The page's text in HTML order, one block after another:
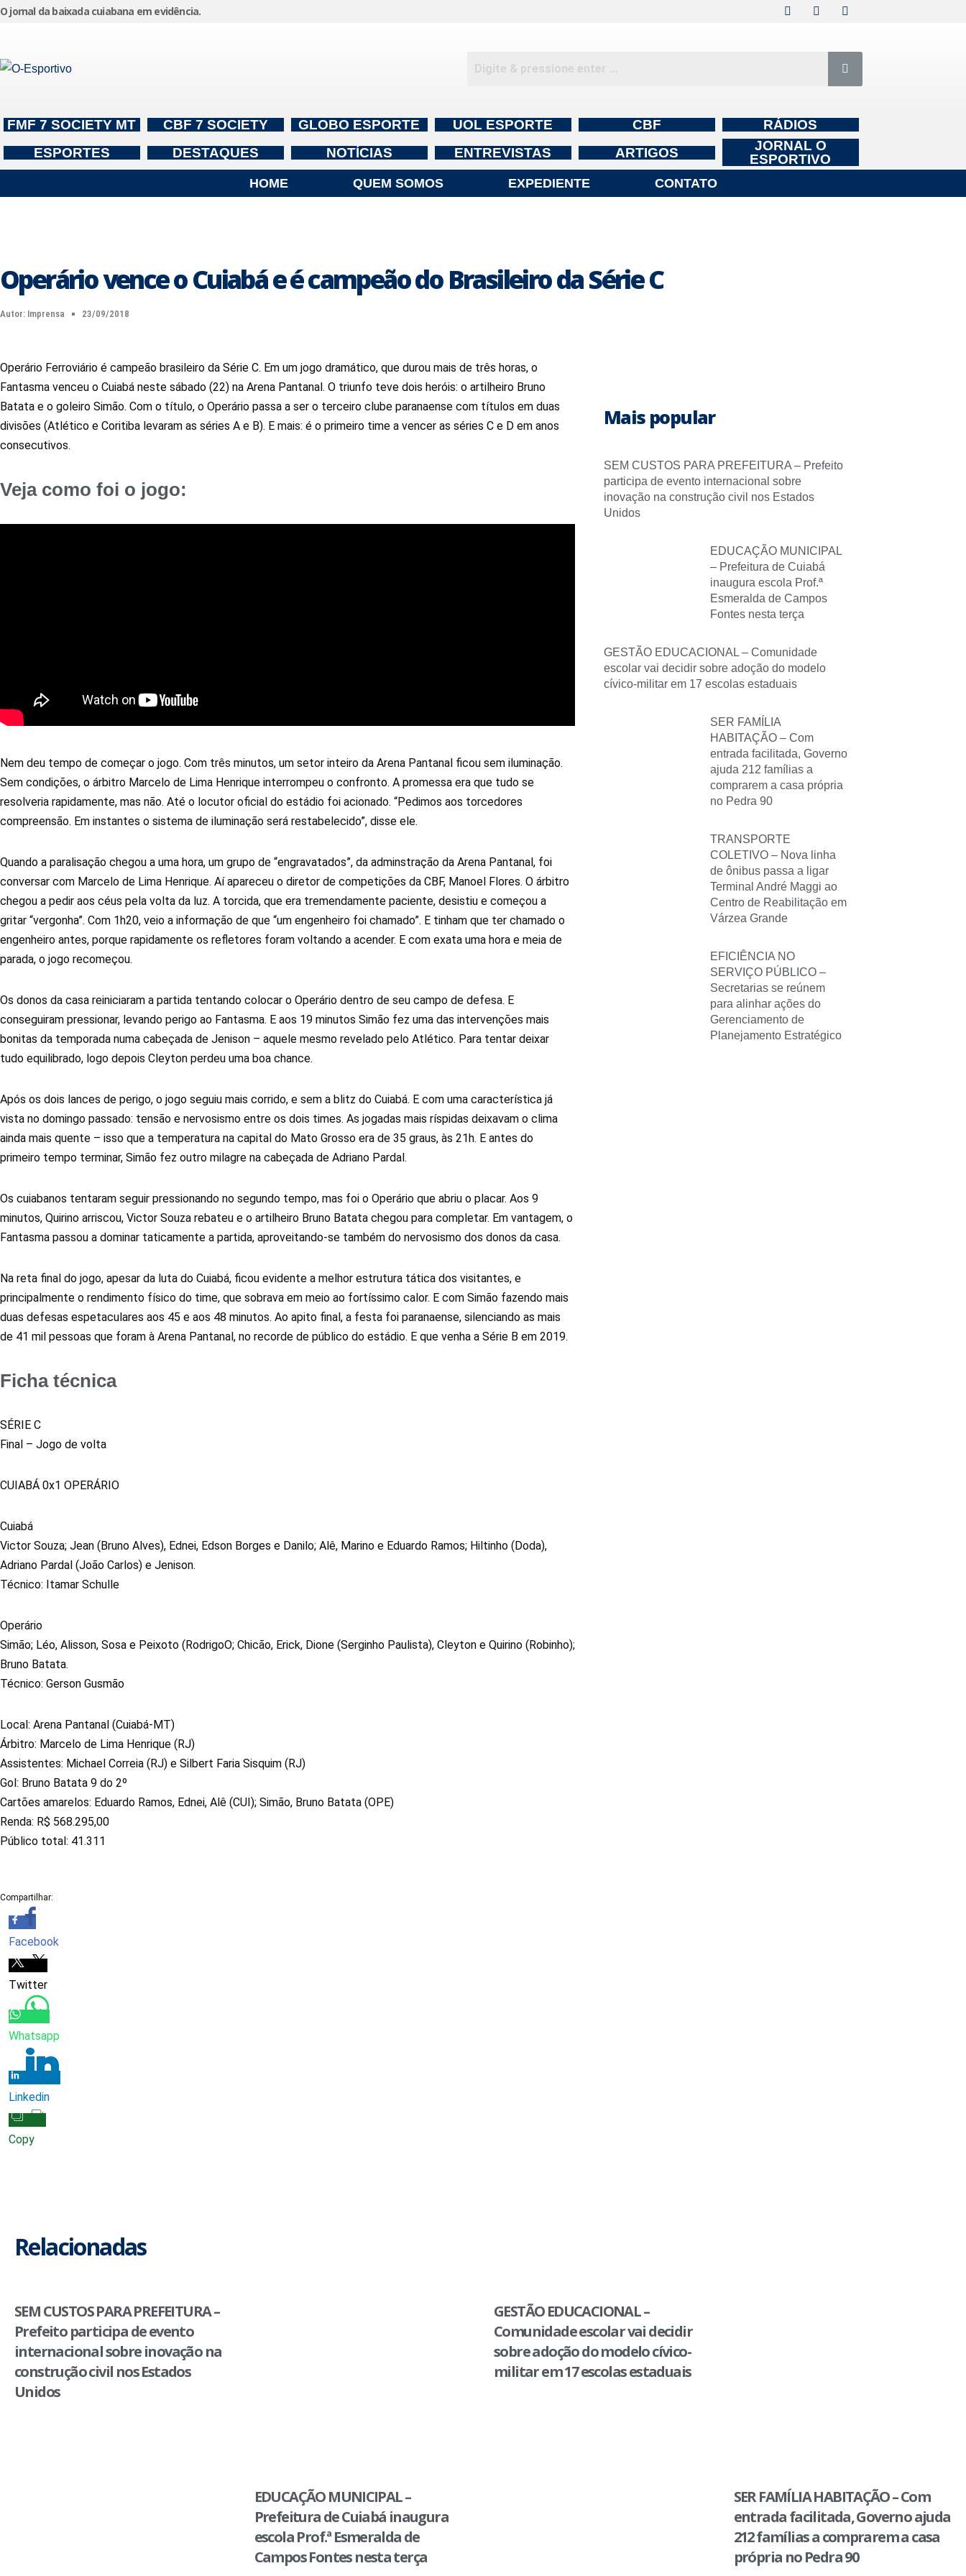
para
O jornal da baixada cuiabana em evidência.
FMF 7 SOCIETY MT CBF 7 SOCIETY GLOBO ESPORTE UOL ESPORTE CBF
RÁDIOS
ESPORTES
DESTAQUES NOTÍCIAS ENTREVISTAS ARTIGOS
JORNAL O
ESPORTIVO
HOME QUEM SOMOS EXPEDIENTE CONTATO
Operário vence o Cuiabá e é campeão do Brasileiro da Série C
Autor: Imprensa 23/09/2018
Operário Ferroviário é campeão brasileiro da Série C. Em um jogo dramático, que durou mais de três horas, o
Fantasma venceu o Cuiabá neste sábado (22) na Arena Pantanal. O triunfo teve dois heróis: o artilheiro Bruno
Batata e o goleiro Simão. Com o título, o Operário passa a ser o terceiro clube paranaense com títulos em duas
divisões (Atlético e Coritiba levaram as séries A e B). E mais: é o primeiro time a vencer as séries C e D em anos
consecutivos.
Veja como foi o jogo:
Nem deu tempo de começar o jogo. Com três minutos, um setor inteiro da Arena Pantanal ficou sem iluminação.
Sem condições, o árbitro Marcelo de Lima Henrique interrompeu o confronto. A promessa era que tudo se
resolveria rapidamente, mas não. Até o locutor oficial do estádio foi acionado. “Pedimos aos torcedores
compreensão. Em instantes o sistema de iluminação será restabelecido”, disse ele.
Quando a paralisação chegou a uma hora, um grupo de “engravatados”, da adminstração da Arena Pantanal, foi
conversar com Marcelo de Lima Henrique. Aí apareceu o diretor de competições da CBF, Manoel Flores. O árbitro
chegou a pedir aos céus pela volta da luz. A torcida, que era tremendamente paciente, desistiu e começou a
gritar “vergonha”. Com 1h20, veio a informação de que “um engenheiro foi chamado”. E tinham que ter chamado o
engenheiro antes, porque rapidamente os refletores foram voltando a acender. E com exata uma hora e meia de
parada, o jogo recomeçou.
Os donos da casa reiniciaram a partida tentando colocar o Operário dentro de seu campo de defesa. E
conseguiram pressionar, levando perigo ao Fantasma. E aos 19 minutos Simão fez uma das intervenções mais
bonitas da temporada numa cabeçada de Jenison – aquele mesmo revelado pelo Atlético. Para tentar deixar
tudo equilibrado, logo depois Cleyton perdeu uma boa chance.
Após os dois lances de perigo, o jogo seguiu mais corrido, e sem a blitz do Cuiabá. E com uma característica já
vista no domingo passado: tensão e nervosismo entre os dois times. As jogadas mais ríspidas deixavam o clima
ainda mais quente – isso que a temperatura na capital do Mato Grosso era de 35 graus, às 21h. E antes do
primeiro tempo terminar, Simão fez outro milagre na cabeçada de Adriano Pardal.
Os cuiabanos tentaram seguir pressionando no segundo tempo, mas foi o Operário que abriu o placar. Aos 9
minutos, Quirino arriscou, Victor Souza rebateu e o artilheiro Bruno Batata chegou para completar. Em vantagem, o
Fantasma passou a dominar taticamente a partida, aproveitando-se também do nervosismo dos donos da casa.
Na reta final do jogo, apesar da luta do Cuiabá, ficou evidente a melhor estrutura tática dos visitantes, e
principalmente o rendimento físico do time, que sobrava em meio ao fortíssimo calor. E com Simão fazendo mais
duas defesas espetaculares aos 45 e aos 48 minutos. Ao apito final, a festa foi paranaense, silenciando as mais
de 41 mil pessoas que foram à Arena Pantanal, no recorde de público do estádio. E que venha a Série B em 2019.
Ficha técnica
SÉRIE C
Final – Jogo de volta
CUIABÁ 0x1 OPERÁRIO
Cuiabá
Victor Souza; Jean (Bruno Alves), Ednei, Edson Borges e Danilo; Alê, Marino e Eduardo Ramos; Hiltinho (Doda),
Adriano Pardal (João Carlos) e Jenison.
Técnico: Itamar Schulle
Operário
Simão; Léo, Alisson, Sosa e Peixoto (RodrigoO; Chicão, Erick, Dione (Serginho Paulista), Cleyton e Quirino (Robinho);
Bruno Batata.
Técnico: Gerson Gusmão
Local: Arena Pantanal (Cuiabá-MT)
Árbitro: Marcelo de Lima Henrique (RJ)
Assistentes: Michael Correia (RJ) e Silbert Faria Sisquim (RJ)
Gol: Bruno Batata 9 do 2º
Cartões amarelos: Eduardo Ramos, Ednei, Alê (CUI); Simão, Bruno Batata (OPE)
Renda: R$ 568.295,00
Público total: 41.311
Compartilhar:
Facebook
Twitter
Whatsapp
Linkedin
Copy
Mais popular
SEM CUSTOS PARA PREFEITURA – Prefeito
participa de evento internacional sobre
inovação na construção civil nos Estados
Unidos
EDUCAÇÃO MUNICIPAL
– Prefeitura de Cuiabá
inaugura escola Prof.ª
Esmeralda de Campos
Fontes nesta terça
GESTÃO EDUCACIONAL – Comunidade
escolar vai decidir sobre adoção do modelo
cívico-militar em 17 escolas estaduais
SER FAMÍLIA
HABITAÇÃO – Com
entrada facilitada, Governo
ajuda 212 famílias a
comprarem a casa própria
no Pedra 90
TRANSPORTE
COLETIVO – Nova linha
de ônibus passa a ligar
Terminal André Maggi ao
Centro de Reabilitação em
Várzea Grande
EFICIÊNCIA NO
SERVIÇO PÚBLICO –
Secretarias se reúnem
para alinhar ações do
Gerenciamento de
Planejamento Estratégico
Relacionadas
SEM CUSTOS PARA PREFEITURA –
Prefeito participa de evento
internacional sobre inovação na
construção civil nos Estados
Unidos
EDUCAÇÃO MUNICIPAL –
Prefeitura de Cuiabá inaugura
escola Prof.ª Esmeralda de
Campos Fontes nesta terça
GESTÃO EDUCACIONAL –
Comunidade escolar vai decidir
sobre adoção do modelo cívico-
militar em 17 escolas estaduais
SER FAMÍLIA HABITAÇÃO – Com
entrada facilitada, Governo ajuda
212 famílias a comprarem a casa
própria no Pedra 90